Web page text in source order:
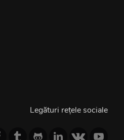
Legături rețele sociale